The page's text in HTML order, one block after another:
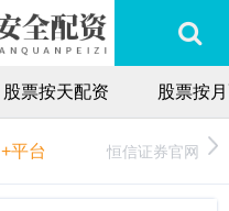
股票按天配资 股票按
+平台 恒信证券官网